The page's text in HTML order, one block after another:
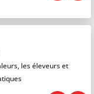
les éleveurs et